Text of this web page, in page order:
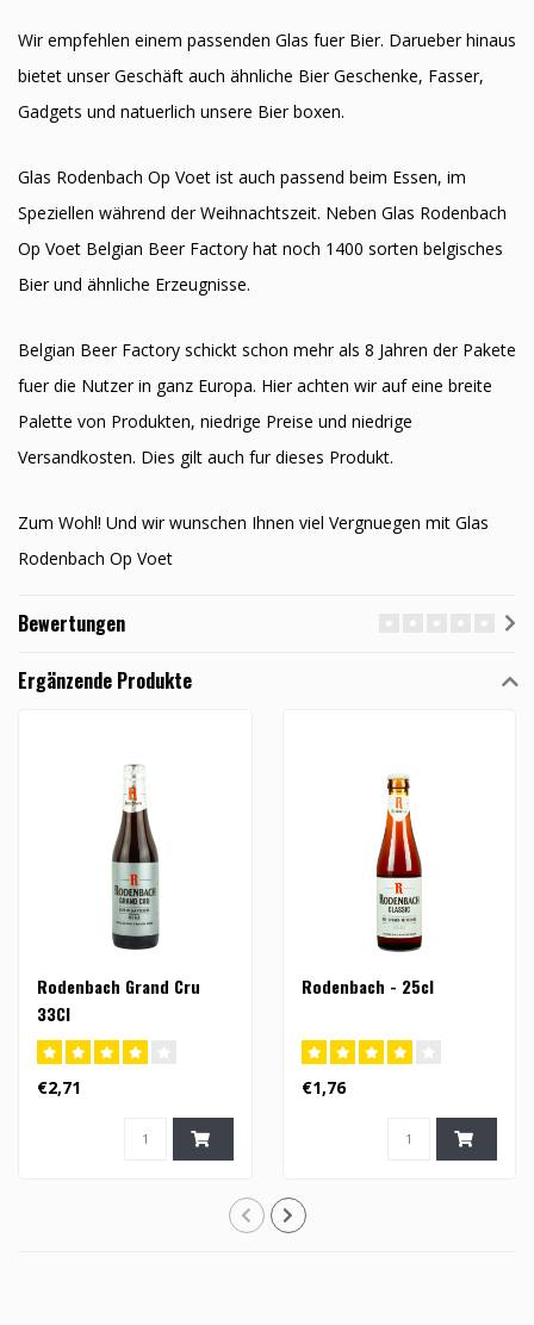
Wir empfehlen einem passenden Glas fuer Bier. Darueber hinaus
bietet unser Geschäft auch ähnliche Bier Geschenke, Fasser,
Gadgets und natuerlich unsere Bier boxen.
Glas Rodenbach Op Voet ist auch passend beim Essen, im
Speziellen während der Weihnachtszeit. Neben Glas Rodenbach
Op Voet Belgian Beer Factory hat noch 1400 sorten belgisches
Bier und ähnliche Erzeugnisse.
Belgian Beer Factory schickt schon mehr als 8 Jahren der Pakete
fuer die Nutzer in ganz Europa. Hier achten wir auf eine breite
Palette von Produkten, niedrige Preise und niedrige
Versandkosten. Dies gilt auch fur dieses Produkt.
Zum Wohl! Und wir wunschen Ihnen viel Vergnuegen mit Glas
Rodenbach Op Voet
Bewertungen
Ergänzende Produkte
Rodenbach Grand Cru
33Cl
€2,71
Rodenbach - 25cl
€1,76